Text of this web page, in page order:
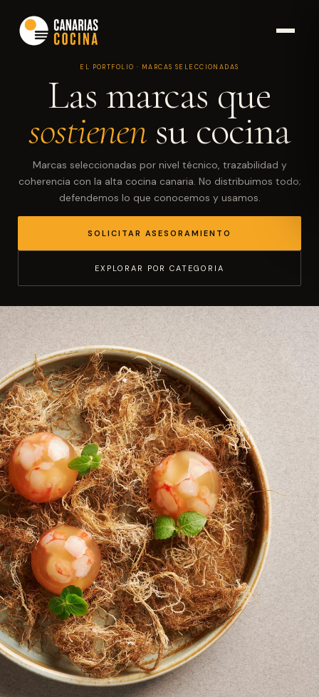
EL PORTFOLIO · MARCAS SELECCIONADAS
Las marcas que
sostienen su cocina
Marcas seleccionadas por nivel técnico, trazabilidad y
coherencia con la alta cocina canaria. No distribuimos todo;
defendemos lo que conocemos y usamos.
SOLICITAR ASESORAMIENTO
EXPLORAR POR CATEGORIA